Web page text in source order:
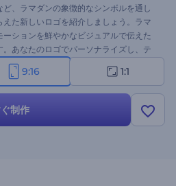
、ラマダンの象徴的なシンボルを通し
た新しいロゴを紹介しましょう。ラマ
ションを鮮やかなビジュアルで伝えた
あなたのロゴでパーソナライズし、テ
完成させるためにエネルギッシュな
ぐ作成してラマダンの精神を広めましょ
9:16 1:1
制作